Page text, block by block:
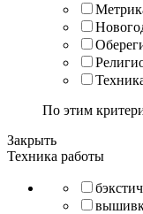
По этим
Закрыть
Техника работы
бэкстич